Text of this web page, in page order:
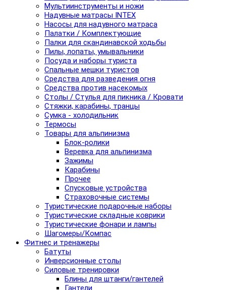
Мультиинструменты и ножи
Надувные матрасы INTEX
Насосы для надувного матраса
Палатки / Комплектующие
Палки для скандинавской ходьбы
Пилы, лопаты, умывальники
Посуда и наборы туриста
Спальные мешки туристов
Средства для разведения огня
Средства против насекомых
Столы / Стулья для пикника / Кровати
Стяжки, карабины, транцы
Сумка - холодильник
Термосы
Товары для альпинизма
Блок-ролики
Веревка для альпинизма
Зажимы
Карабины
Прочее
Спусковые устройства
Страховочные системы
Туристические подарочные наборы
Туристические складные коврики
Туристические фонари и лампы
Шагомеры/Компас
Фитнес и тренажеры
Батуты
Инверсионные столы
Силовые тренировки
Блины для штанги/гантелей
Гантели